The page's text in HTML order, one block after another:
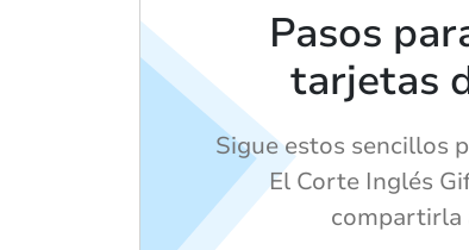
Pasos
tarjetas
Sigue estos sencillos
El Corte Inglés
compartirla